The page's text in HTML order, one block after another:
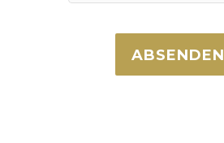
ABSENDEN